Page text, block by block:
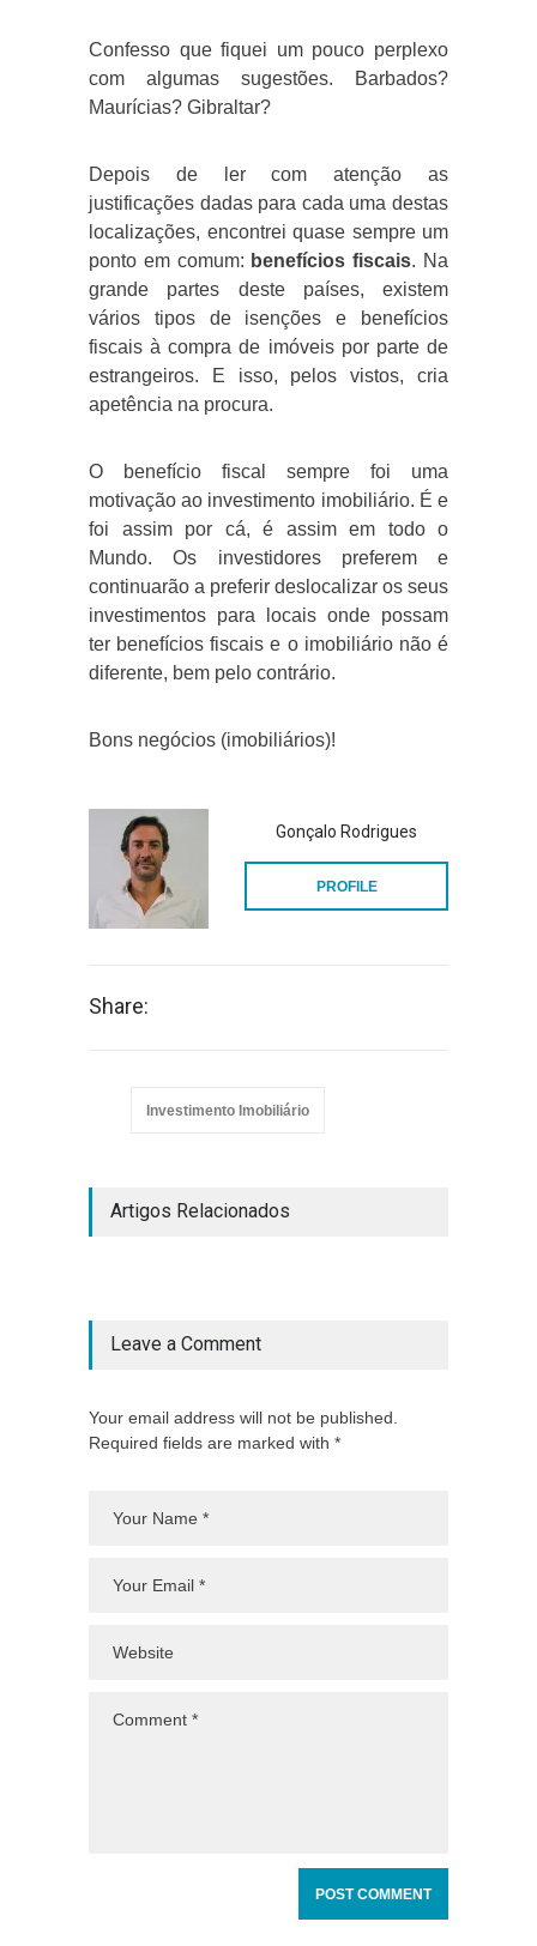
Confesso que fiquei um pouco perplexo
com algumas sugestões. Barbados?
Maurícias? Gibraltar?
Depois de ler com atenção as
justificações dadas para cada uma destas
localizações, encontrei quase sempre um
ponto em comum: benefícios fiscais. Na
grande partes deste países, existem
vários tipos de isenções e benefícios
fiscais à compra de imóveis por parte de
estrangeiros. E isso, pelos vistos, cria
apetência na procura.
O benefício fiscal sempre foi uma
motivação ao investimento imobiliário. É e
foi assim por cá, é assim em todo o
Mundo. Os investidores preferem e
continuarão a preferir deslocalizar os seus
investimentos para locais onde possam
ter benefícios fiscais e o imobiliário não é
diferente, bem pelo contrário.
Bons negócios (imobiliários)!
Gonçalo Rodrigues
PROFILE
Share:
Investimento Imobiliário
Artigos Relacionados
Leave a Comment
Your email address will not be published.
Required fields are marked with *